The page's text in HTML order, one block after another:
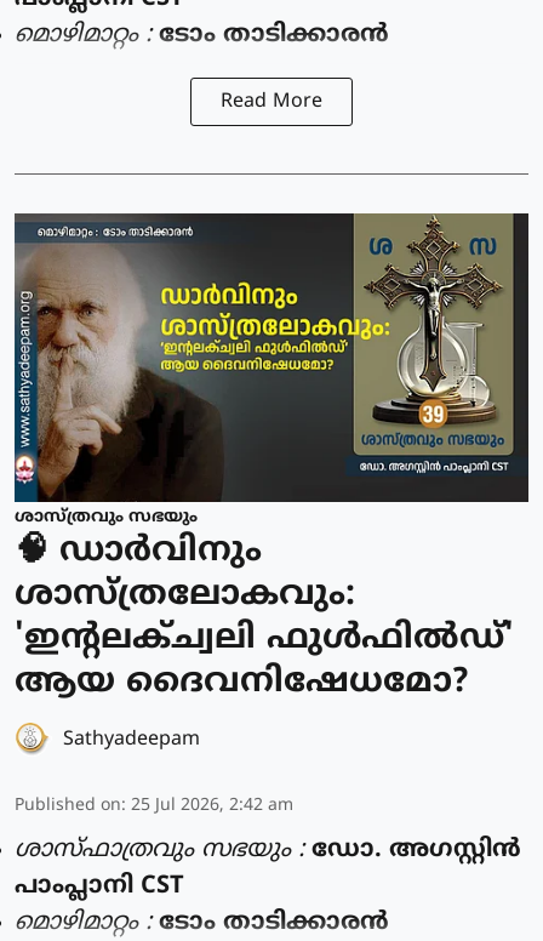
മൊഴിമാറ്റം :ടോം താടിക്കാരൻ
Read More
ശാസ്ത്രവും സഭയും
🧠 ഡാർവിനും
ശാസ്ത്രലോകവും:
'ഇന്റലക്ച്വലി ഫുൾഫിൽഡ്'
ആയ ദൈവനിഷേധമോ?
Sathyadeepam
Published on: 25 Jul 2026, 2:42 am
ശാസ്ഫാത്രവും സഭയും :ഡോ. അഗസ്റ്റിൻ
പാംപ്ലാനി CST
മൊഴിമാറ്റം :ടോം താടിക്കാരൻ